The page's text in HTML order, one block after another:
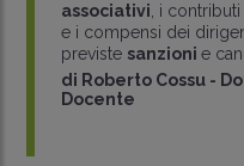
associativi , i
e i compensi dei
previste sanzioni e
di Roberto Cossu -
Docente